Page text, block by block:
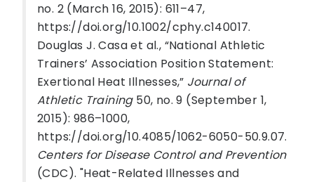
no. 2 (March 16, 2015): 611–47,
https://doi.org/10.1002/cphy.c140017.
Douglas J. Casa et al., “National Athletic
Trainers’ Association Position Statement:
Exertional Heat Illnesses,” Journal of
Athletic Training50, no. 9 (September 1,
2015): 986–1000,
https://doi.org/10.4085/1062-6050-50.9.07.
Centers for Disease Control and Prevention
(CDC). "Heat-Related Illnesses and